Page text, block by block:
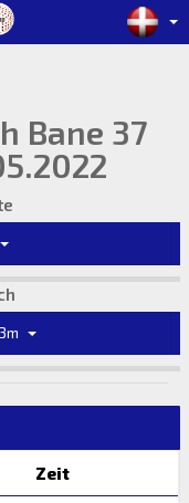
Bane 37
Zeit